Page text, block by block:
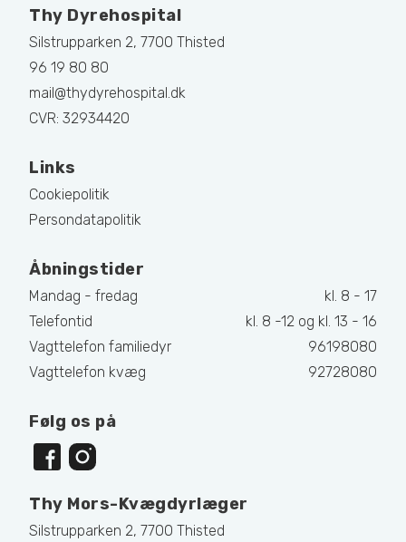
Thy Dyrehospital
Silstrupparken 2, 7700 Thisted
96 19 80 80
mail@thydyrehospital.dk
CVR: 32934420
Links
Cookiepolitik
Persondatapolitik
Åbningstider
Mandag - fredag
kl. 8 - 17
Telefontid
kl. 8 -12 og kl. 13 - 16
Vagttelefon familiedyr
96198080
Vagttelefon kvæg
92728080
Følg os på
Thy Mors-Kvægdyrlæger
Silstrupparken 2, 7700 Thisted